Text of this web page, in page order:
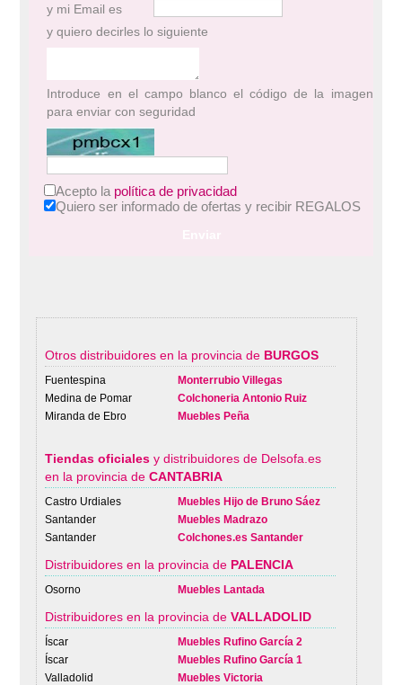
y mi Email es
y quiero decirles lo siguiente
Introduce en el campo blanco el código de la imagen
para enviar con seguridad
Acepto la política de privacidad
Quiero ser informado de ofertas y recibir REGALOS
Otros distribuidores en la provincia de BURGOS
Fuentespina
Monterrubio Villegas
Medina de Pomar
Colchoneria Antonio Ruiz
Miranda de Ebro
Muebles Peña
Tiendas oficialesy distribuidores de Delsofa.es
en la provincia de CANTABRIA
Castro Urdiales
Muebles Hijo de Bruno Sáez
Santander
Muebles Madrazo
Santander
Colchones.es Santander
Distribuidores en la provincia de PALENCIA
Osorno Muebles Lantada
Distribuidores en la provincia de VALLADOLID
Íscar
Muebles Rufino García 2
Íscar
Muebles Rufino García 1
Valladolid
Muebles Victoria